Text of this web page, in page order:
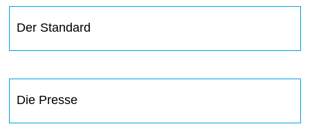
Der Standard
Die Presse